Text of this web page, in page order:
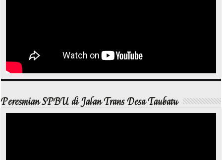
Peresmian SPBU di Jalan Trans Desa Taubatu